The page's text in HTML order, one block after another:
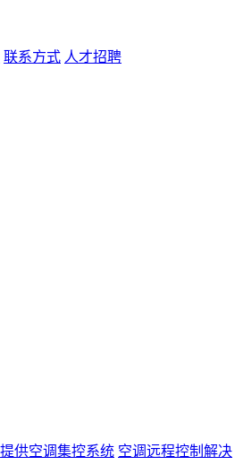
联系方式 人才招聘
提供空调集控系统 空调远程控制解决